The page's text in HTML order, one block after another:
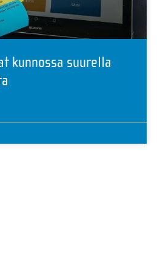
kunnossa suurella